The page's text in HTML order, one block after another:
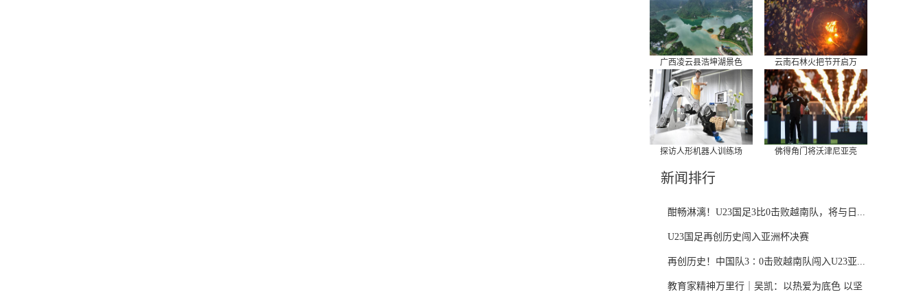
广西凌云县浩坤湖景色 云南石林火把节开启万
探访人形机器人训练场 佛得角门将沃津尼亚亮
新闻排行
酣畅淋漓！U23国足3比0击败越南队，将与日...
U23国足再创历史闯入亚洲杯决赛
再创历史！中国队3∶0击败越南队闯入U23亚...
教育家精神万里行｜吴凯：以热爱为底色 以坚